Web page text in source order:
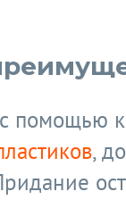
помощью
,